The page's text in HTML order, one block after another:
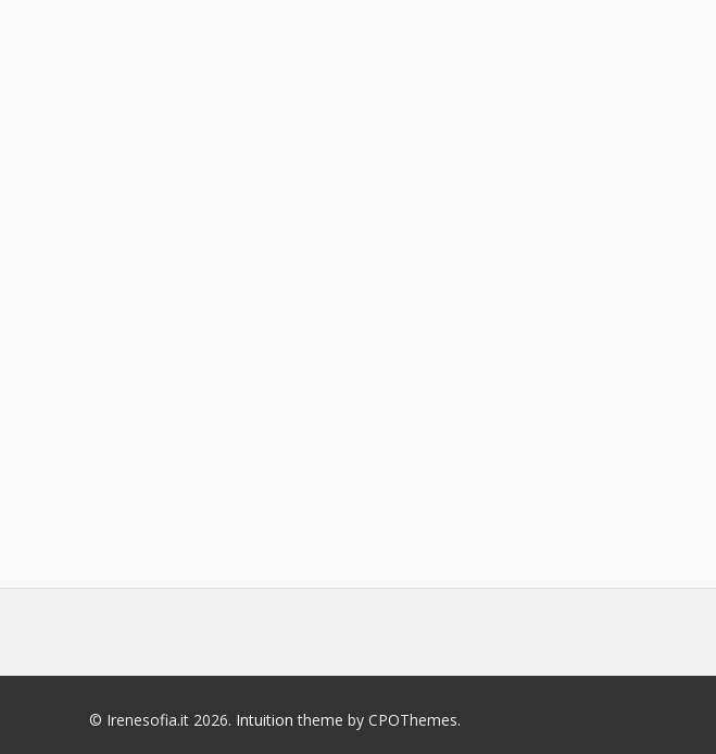
© Irenesofia.it 2026. Intuition theme by CPOThemes.